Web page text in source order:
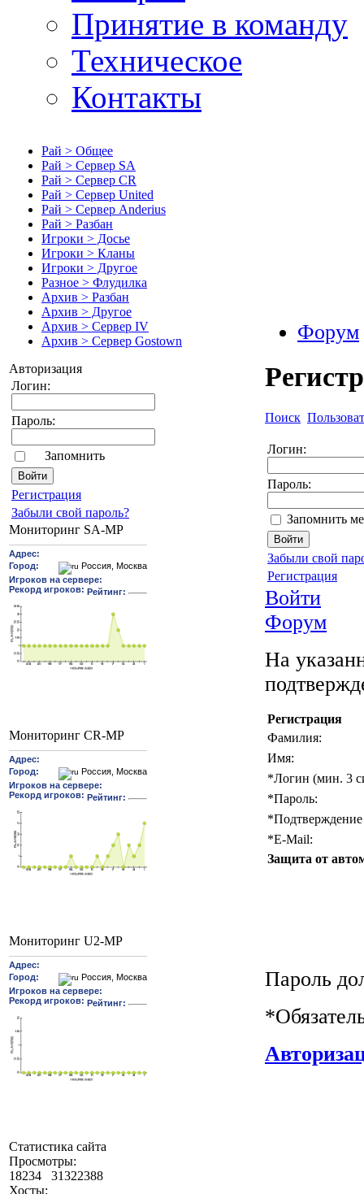
Принятие в команду
Техническое
Контакты
Рай > Общее
Рай > Сервер SA
Рай > Сервер CR
Рай > Сервер United
Рай > Сервер Anderius
Рай > Разбан
Игроки > Досье
Игроки > Кланы
Игроки > Другое
Разное > Флудилка
Архив > Разбан
Архив > Другое
Архив > Сервер IV
Архив > Сервер Gostown
Авторизация
Логин:
Пароль:
Запомнить
Pегиcтрaция
Забыли свой пароль?
Мониторинг SA-MP
Мониторинг CR-MP
Мониторинг U2-MP
Статистика сайта
Просмотры:
18234
31322388
Хосты:
Форум
Поиск
Логин:
Пароль:
Запомнить
Забыли свой
Регистрация
Войти
Форум
На
Регистрация
Фамилия:
Имя:
*Логин (мин. 3
*Пароль:
*Подтверждение
*E-Mail:
Защита от
Пароль
*